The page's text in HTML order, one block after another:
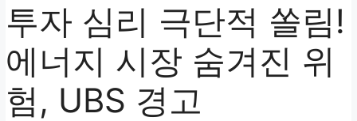
투자 심리 극단적 쏠림!
에너지 시장 숨겨진 위
험, UBS 경고